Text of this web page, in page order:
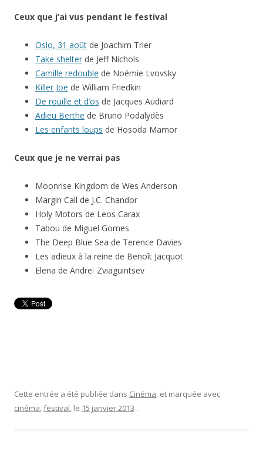
Ceux que j’ai vus pendant le festival
Oslo, 31 août de Joachim Trier
Take shelter de Jeff Nichols
Camille redouble de Noémie Lvovsky
Killer Joe de William Friedkin
De rouille et d’os de Jacques Audiard
Adieu Berthe de Bruno Podalydès
Les enfants loups de Hosoda Mamor
Ceux que je ne verrai pas
Moonrise Kingdom de Wes Anderson
Margin Call de J.C. Chandor
Holy Motors de Leos Carax
Tabou de Miguel Gomes
The Deep Blue Sea de Terence Davies
Les adieux à la reine de Benoît Jacquot
Elena de Andreï Zviaguintsev
Cette entrée a été publiée dans Cinéma, et marquée avec
cinéma,festival, le 15 janvier 2013 .